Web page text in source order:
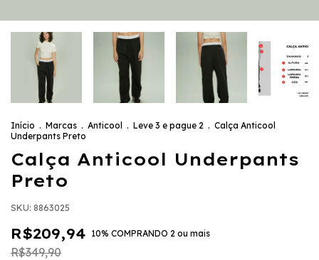
Início . Marcas . Anticool . Leve 3 e pague 2 . Calça Anticool
Underpants Preto
Calça Anticool Underpants
Preto
SKU: 8863025
R$209,94 10% COMPRANDO 2 ou mais
R$349,90